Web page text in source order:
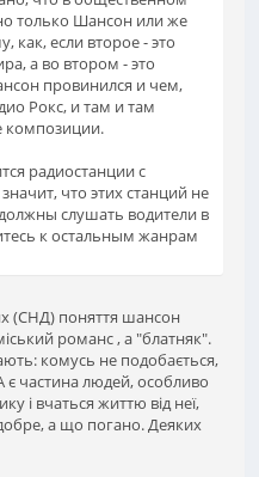
только Шансон или же
если второе - это
а во втором - это
провинился и чем,
Рокс, и там и там
композиции.
радиостанции с
что этих станций не
слушать водители в
к остальным жанрам
(СНД) поняття шансон
романс , а "блатняк".
комусь не подобається,
частина людей, особливо
і вчаться життю від неї,
а що погано. Деяких